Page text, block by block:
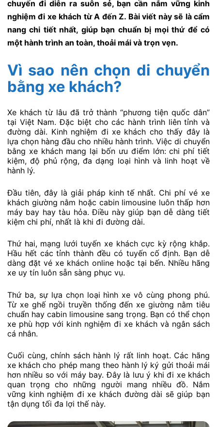
chuyến đi diễn ra suôn sẻ, bạn cần nắm vững kinh
nghiệm đi xe khách từ A đến Z. Bài viết này sẽ là cẩm
nang chi tiết nhất, giúp bạn chuẩn bị mọi thứ để có
một hành trình an toàn, thoải mái và trọn vẹn.
Vì sao nên chọn di chuyển
bằng xe khách?
Xe khách từ lâu đã trở thành “phương tiện quốc dân”
tại Việt Nam. Đặc biệt cho các hành trình liên tỉnh và
đường dài. Kinh nghiệm đi xe khách cho thấy đây là
lựa chọn hàng đầu cho nhiều hành trình. Việc di chuyển
bằng xe khách mang lại bốn ưu điểm lớn: chi phí tiết
kiệm, độ phủ rộng, đa dạng loại hình và linh hoạt về
hành lý.
Đầu tiên, đây là giải pháp kinh tế nhất. Chi phí vé xe
khách giường nằm hoặc cabin limousine luôn thấp hơn
máy bay hay tàu hỏa. Điều này giúp bạn dễ dàng tiết
kiệm chi phí, nhất là khi đi đường dài.
Thứ hai, mạng lưới tuyến xe khách cực kỳ rộng khắp.
Hầu hết các tỉnh thành đều có tuyến cố định. Bạn dễ
dàng đặt vé xe khách online hoặc tại bến. Nhiều hãng
xe uy tín luôn sẵn sàng phục vụ.
Thứ ba, sự lựa chọn loại hình xe vô cùng phong phú.
Từ xe ghế ngồi truyền thống đến xe giường nằm tiêu
chuẩn hay cabin limousine sang trọng. Bạn có thể chọn
xe phù hợp với kinh nghiệm đi xe khách và ngân sách
cá nhân.
Cuối cùng, chính sách hành lý rất linh hoạt. Các hãng
xe khách cho phép mang theo hành lý ký gửi thoải mái
hơn nhiều so với máy bay. Đây là lưu ý khi đi xe khách
quan trọng cho những người mang nhiều đồ. Nắm
vững kinh nghiệm đi xe khách đường dài sẽ giúp bạn
tận dụng tối đa lợi thế này.